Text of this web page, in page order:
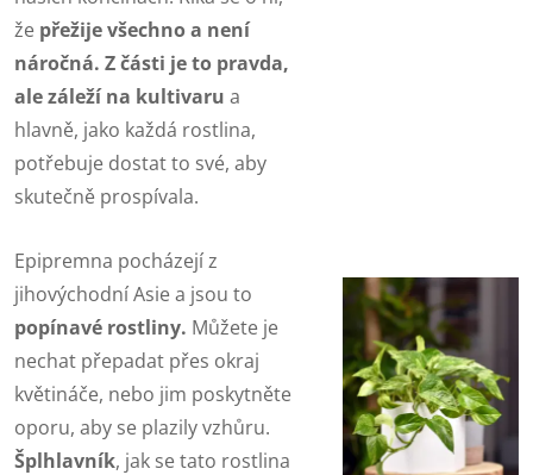
že přežije všechno a není
náročná. Z části je to pravda,
ale záleží na kultivaru a
hlavně, jako každá rostlina,
potřebuje dostat to své, aby
skutečně prospívala.
Epipremna pocházejí z
jihovýchodní Asie a jsou to
popínavé rostliny. Můžete je
nechat přepadat přes okraj
květináče, nebo jim poskytněte
oporu, aby se plazily vzhůru.
Šplhlavník, jak se tato rostlina